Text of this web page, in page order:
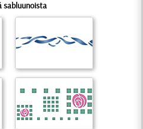
sabluunoista